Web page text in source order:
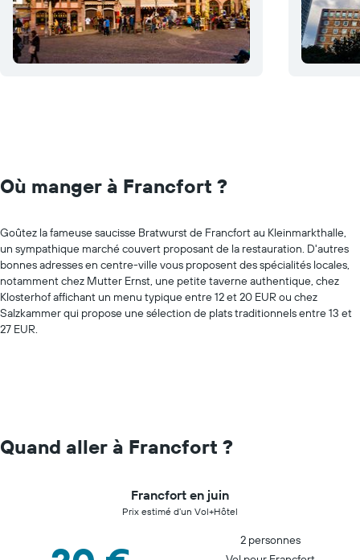
Où manger à Francfort ?
Goûtez la fameuse saucisse Bratwurst de Francfort au Kleinmarkthalle,
un sympathique marché couvert proposant de la restauration. D'autres
bonnes adresses en centre-ville vous proposent des spécialités locales,
notamment chez Mutter Ernst, une petite taverne authentique, chez
Klosterhof affichant un menu typique entre 12 et 20 EUR ou chez
Salzkammer qui propose une sélection de plats traditionnels entre 13 et
27 EUR.
Quand aller à Francfort ?
Francfort en juin
Prix estimé d’un Vol+Hôtel
2 personnes